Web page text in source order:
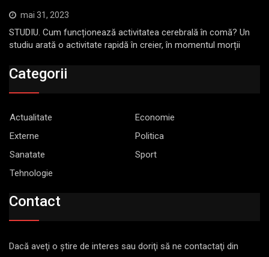
mai 31, 2023
STUDIU. Cum funcționează activitatea cerebrală în comă? Un
studiu arată o activitate rapidă în creier, în momentul morții
Categorii
Actualitate
Economie
Externe
Politica
Sanatate
Sport
Tehnologie
Contact
Dacă aveţi o ştire de interes sau doriţi să ne contactaţi din